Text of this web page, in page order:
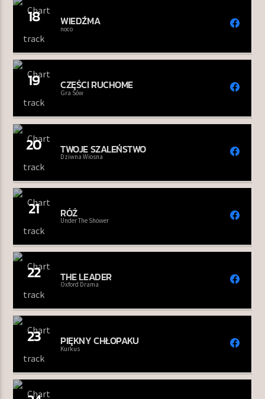
18 WIEDŹMA
noco
19 CZĘŚCI RUCHOME
Gra Sów
20 TWOJE SZALEŃSTWO
Dziwna Wiosna
21 RÓŻ
Under The Shower
22 THE LEADER
Oxford Drama
23 PIĘKNY CHŁOPAKU
Kurkus